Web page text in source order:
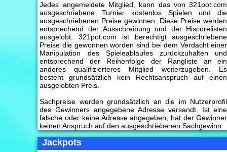
Jedes angemeldete Mitglied, kann das von 321pot.com
ausgeschriebene Turnier kostenlos Spielen und die
ausgeschriebenen Preise gewinnen. Diese Preise werden
entsprechend der Ausschreibung und der Hiscorelisten
ausgelobt. 321pot.com ist berechtigt ausgeschriebene
Preise die gewonnen worden sind bei dem Verdacht einer
Manipulation des Spieleablaufes zurückzuhalten und
entsprechend der Reihenfolge der Rangliste an ein
anderes qualifizierteres Mitglied weiterzugeben. Es
besteht grundsätzlich kein Rechtsanspruch auf einen
ausgelobten Preis.
Sachpreise werden grundsätzlich an die im Nutzerprofil
des Gewinners angegebene Adresse versandt. Ist eine
falsche oder keine Adresse angegeben, hat der Gewinner
keinen Anspruch auf den ausgeschriebenen Sachgewinn.
Jackpots